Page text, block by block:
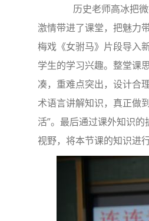
历史老师高冰把微
激情带进了课堂，把魅力
梅戏《女驸马》片段导入
学生的学习兴趣。整堂课
凑，重难点突出，设计合
术语言讲解知识，真正做
活”。最后通过课外知识
视野，将本节课的知识进